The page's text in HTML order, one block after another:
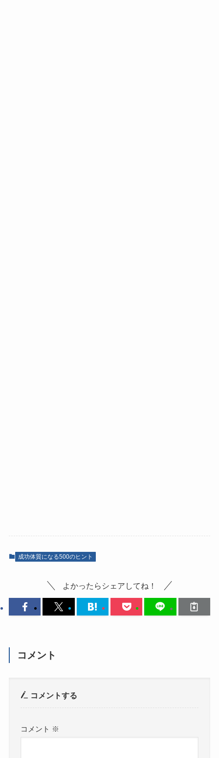
成功体質になる500のヒント
よかったらシェアしてね！
コメント
コメントする
コメント ※